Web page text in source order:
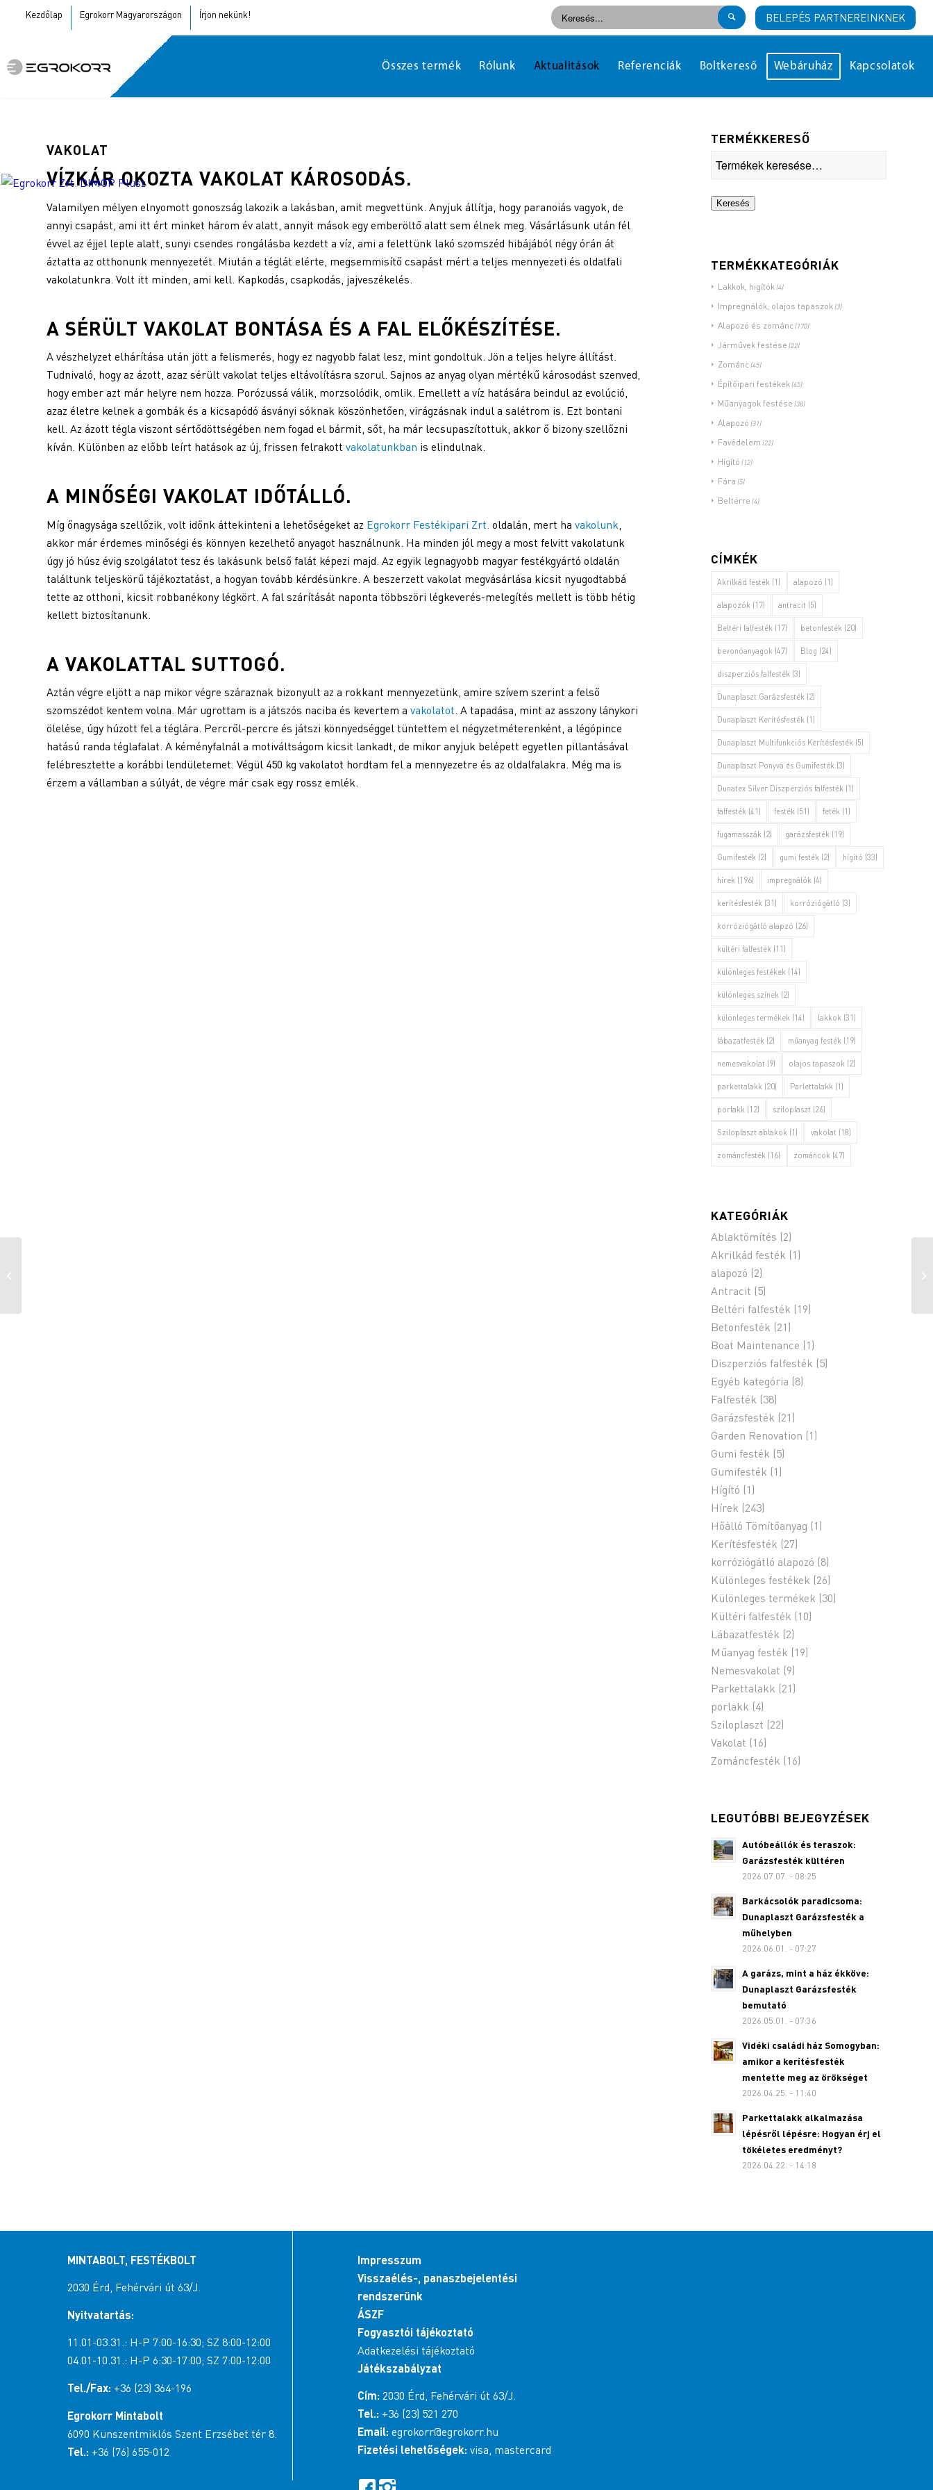
Kezdőlap Egrokorr Magyarországon Írjon nekünk! BELEPÉS PARTNEREINKNEK
Összes termék Rólunk Aktualitások Referenciák Boltkereső Webáruház Kapcsolatok
VAKOLAT
VÍZKÁR OKOZTA VAKOLAT KÁROSODÁS.
Valamilyen mélyen elnyomott gonoszság lakozik a lakásban, amit megvettünk. Anyjuk állítja, hogy paranoiás vagyok, de
annyi csapást, ami itt ért minket három év alatt, annyit mások egy emberöltő alatt sem élnek meg. Vásárlásunk után fél
évvel az éjjel leple alatt, sunyi csendes rongálásba kezdett a víz, ami a felettünk lakó szomszéd hibájából négy órán át
áztatta az otthonunk mennyezetét. Miután a téglát elérte, megsemmisítő csapást mért a teljes mennyezeti és oldalfali
vakolatunkra. Volt itt minden, ami kell. Kapkodás, csapkodás, jajveszékelés.
A SÉRÜLT VAKOLAT BONTÁSA ÉS A FAL ELŐKÉSZÍTÉSE.
A vészhelyzet elhárítása után jött a felismerés, hogy ez nagyobb falat lesz, mint gondoltuk. Jön a teljes helyre állítást.
Tudnivaló, hogy az ázott, azaz sérült vakolat teljes eltávolításra szorul. Sajnos az anyag olyan mértékű károsodást szenved,
hogy ember azt már helyre nem hozza. Porózussá válik, morzsolódik, omlik. Emellett a víz hatására beindul az evolúció,
azaz életre kelnek a gombák és a kicsapódó ásványi sóknak köszönhetően, virágzásnak indul a salétrom is. Ezt bontani
kell. Az ázott tégla viszont sértődöttségében nem fogad el bármit, sőt, ha már lecsupaszítottuk, akkor ő bizony szellőzni
kíván. Különben az előbb leírt hatások az új, frissen felrakott vakolatunkban is elindulnak.
A MINŐSÉGI VAKOLAT IDŐTÁLLÓ.
Míg őnagysága szellőzik, volt időnk áttekinteni a lehetőségeket az Egrokorr Festékipari Zrt. oldalán, mert ha vakolunk
akkor már érdemes minőségi és könnyen kezelhető anyagot használnunk. Ha minden jól megy a most felvitt vakolatunk
úgy jó húsz évig szolgálatot tesz és lakásunk belső falát képezi majd. Az egyik legnagyobb magyar festékgyártó oldalán
találtunk teljeskörű tájékoztatást, a hogyan tovább kérdésünkre. A beszerzett vakolat megvásárlása kicsit nyugodtabbá
tette az otthoni, kicsit robbanékony légkört. A fal szárítását naponta többszöri légkeverés-melegítés mellett is több hétig
kellett biztosítanunk.
A VAKOLATTAL SUTTOGÓ.
Aztán végre eljött a nap mikor végre száraznak bizonyult az a rokkant mennyezetünk, amire szívem szerint a felső
szomszédot kentem volna. Már ugrottam is a játszós naciba és kevertem a vakolatot. A tapadása, mint az asszony lánykori
ölelése, úgy húzott fel a téglára. Percről-percre és játszi könnyedséggel tüntettem el négyzetméterenként, a légópince
hatású randa téglafalat. A kéményfalnál a motiváltságom kicsit lankadt, de mikor anyjuk belépett egyetlen pillantásával
felébresztette a korábbi lendületemet. Végül 450 kg vakolatot hordtam fel a mennyezetre és az oldalfalakra. Még ma is
érzem a vállamban a súlyát, de végre már csak egy rossz emlék.
TERMÉKKERESŐ
Keresés
TERMÉKKATEGÓRIÁK
Lakkok, higítók (4)
Impregnálók, olajos tapaszok (3)
Alapozó és zománc (170)
Járművek festése (22)
Zománc (45)
Építőipari festékek (65)
Műanyagok festése (38)
Alapozó (31)
Favédelem (22)
Hígító (12)
Fára (5)
Beltérre (4)
CÍMKÉK
Akrilkád festék (1) alapozó (1)
alapozók (17) antracit (5)
Beltéri falfesték (17) betonfesték (20)
bevonóanyagok (47) Blog (24)
diszperziós falfesték (3)
Dunaplaszt Garázsfesték (2)
Dunaplaszt Kerítésfesték (1)
Dunaplaszt Multifunkciós Kerítésfesték (5)
Dunaplaszt Ponyva és Gumifesték (3)
Dunatex Silver Diszperziós falfesték (1)
falfesték (41) festék (51) feték (1)
fugamasszák (2) garázsfesték (19)
Gumifesték (2) gumi festék (2) hígító (33)
hírek (196) impregnálók (4)
kerítésfesték (31) korróziógátló (3)
korróziógátló alapzó (26)
kültéri falfesték (11)
különleges festékek (14)
különleges színek (2)
különleges termékek (14) lakkok (31)
lábazatfesték (2) műanyag festék (19)
nemesvakolat (9) olajos tapaszok (2)
parkettalakk (20) Parlettalakk (1)
porlakk (12) sziloplaszt (26)
Sziloplaszt ablakok (1) vakolat (18)
zománcfesték (16) zománcok (47)
KATEGÓRIÁK
Ablaktömítés (2)
Akrilkád festék (1)
alapozó (2)
Antracit (5)
Beltéri falfesték (19)
Betonfesték (21)
Boat Maintenance (1)
Diszperziós falfesték (5)
Egyéb kategória (8)
Falfesték (38)
Garázsfesték (21)
Garden Renovation (1)
Gumi festék (5)
Gumifesték (1)
Hígító (1)
Hírek (243)
Hőálló Tömítőanyag (1)
Kerítésfesték (27)
korróziógátló alapozó (8)
Különleges festékek (26)
Különleges termékek (30)
Kültéri falfesték (10)
Lábazatfesték (2)
Műanyag festék (19)
Nemesvakolat (9)
Parkettalakk (21)
porlakk (4)
Sziloplaszt (22)
Vakolat (16)
Zománcfesték (16)
LEGUTÓBBI BEJEGYZÉSEK
Autóbeállók és teraszok:
Garázsfesték kültéren
2026.07.07. - 08:25
Barkácsolók paradicsoma:
Dunaplaszt Garázsfesték a
műhelyben
2026.06.01. - 07:27
A garázs, mint a ház ékköve:
Dunaplaszt Garázsfesték
bemutató
2026.05.01. - 07:36
Vidéki családi ház Somogyban:
amikor a kerítésfesték
mentette meg az örökséget
2026.04.25. - 11:40
Parkettalakk alkalmazása
lépésről lépésre: Hogyan érj el
tökéletes eredményt?
2026.04.22. - 14:18
MINTABOLT, FESTÉKBOLT
2030 Érd, Fehérvári út 63/J.
Nyitvatartás:
11.01-03.31.: H-P 7:00-16:30; SZ 8:00-12:00
04.01-10.31.: H-P 6:30-17:00; SZ 7:00-12:00
Tel./Fax: +36 (23) 364-196
Egrokorr Mintabolt
6090 Kunszentmiklós Szent Erzsébet tér 8.
Tel.: +36 (76) 655-012
Impresszum
Visszaélés-, panaszbejelentési
rendszerünk
ÁSZF
Fogyasztói tájékoztató
Adatkezelési tájékoztató
Játékszabályzat
Cím: 2030 Érd, Fehérvári út 63/J.
Tel.: +36 (23) 521 270
Email: egrokorr@egrokorr.hu
Fizetési lehetőségek: visa, mastercard